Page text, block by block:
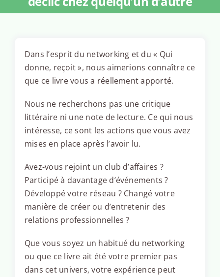
Dans l’esprit du networking et du « Qui
donne, reçoit », nous aimerions connaître ce
que ce livre vous a réellement apporté.
Nous ne recherchons pas une critique
littéraire ni une note de lecture. Ce qui nous
intéresse, ce sont les actions que vous avez
mises en place après l’avoir lu.
Avez-vous rejoint un club d’affaires ?
Participé à davantage d’événements ?
Développé votre réseau ? Changé votre
manière de créer ou d’entretenir des
relations professionnelles ?
Que vous soyez un habitué du networking
ou que ce livre ait été votre premier pas
dans cet univers, votre expérience peut